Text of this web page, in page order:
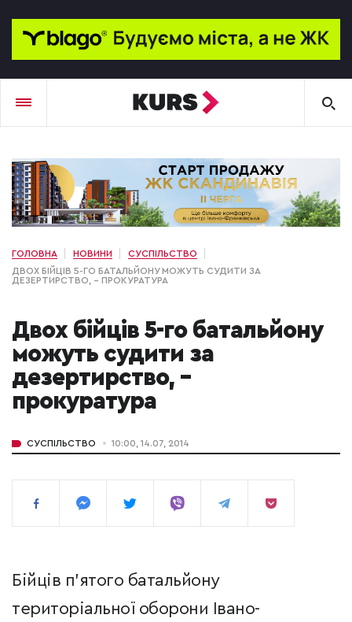
ГОЛОВНА НОВИНИ
СУСПІЛЬСТВО
ДВОХ БІЙЦІВ 5-ГО БАТАЛЬЙОНУ МОЖУТЬ СУДИТИ ЗА
ДЕЗЕРТИРСТВО, –​ ПРОКУРАТУРА
Двох бійців 5-го батальйону
можуть судити за
дезертирство, –​
прокуратура
СУСПІЛЬСТВО 10:00, 14.07, 2014
Бійців п’ятого батальйону
територіальної оборони Івано-